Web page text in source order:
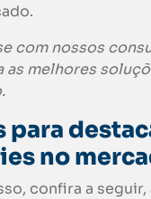
com nossos
as melhores
para
no
confira a seguir,